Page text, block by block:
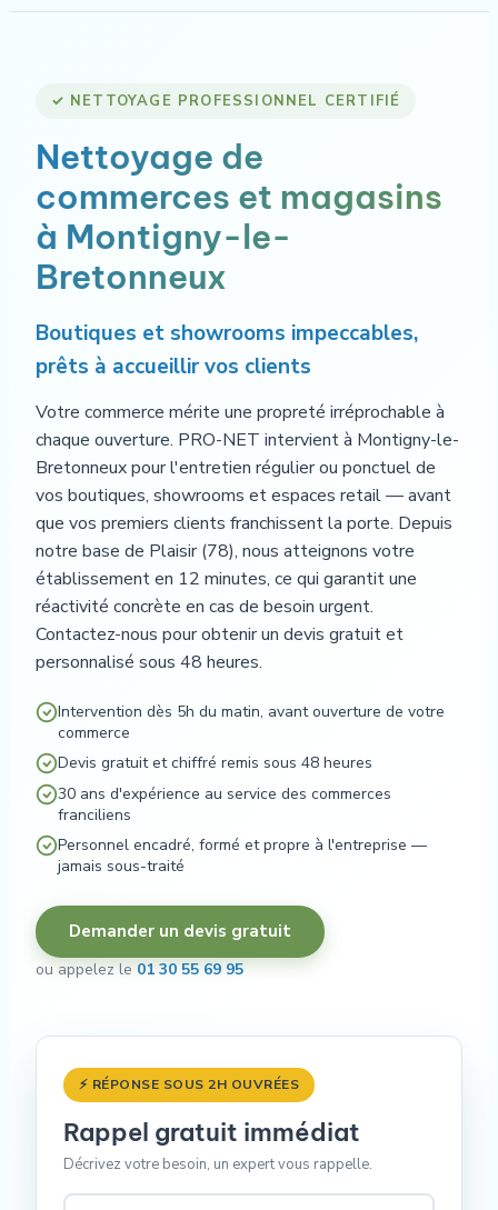
✓ NETTOYAGE PROFESSIONNEL CERTIFIÉ
Nettoyage de
commerces et magasins
à Montigny-le-
Bretonneux
Boutiques et showrooms impeccables,
prêts à accueillir vos clients
Votre commerce mérite une propreté irréprochable à
chaque ouverture. PRO-NET intervient à Montigny-le-
Bretonneux pour l'entretien régulier ou ponctuel de
vos boutiques, showrooms et espaces retail — avant
que vos premiers clients franchissent la porte. Depuis
notre base de Plaisir (78), nous atteignons votre
établissement en 12 minutes, ce qui garantit une
réactivité concrète en cas de besoin urgent.
Contactez-nous pour obtenir un devis gratuit et
personnalisé sous 48 heures.
Intervention dès 5h du matin, avant ouverture de votre
commerce
Devis gratuit et chiffré remis sous 48 heures
30 ans d'expérience au service des commerces
franciliens
Personnel encadré, formé et propre à l'entreprise —
jamais sous-traité
Demander un devis gratuit
ou appelez le01 30 55 69 95
⚡ RÉPONSE SOUS 2H OUVRÉES
Rappel gratuit immédiat
Décrivez votre besoin, un expert vous rappelle.